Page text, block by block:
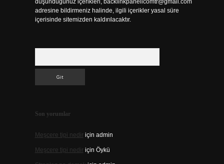
düşündüğünüz içerikleri, backlinkpanelicomtr@gmail.com
adresine bildirmeniz halinde, ilgili içerikler yasal süre
içerisinde sitemizden kaldırılacaktır.
Son yorumlar
Meşcere tipi nediriçin admin
Meşcere tipi nediriçin Öykü